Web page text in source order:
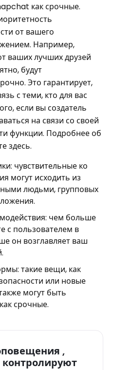
как срочные.
от вашего
Например,
ваших лучших друзей
будут
Это гарантирует,
с теми, кто для вас
если вы создатель
на связи со своей
функции. Подробнее об
здесь.
чувствительные ко
могут исходить из
людьми, групповых
чем больше
с пользователем в
он возглавляет ваш
такие вещи, как
или новые
могут быть
срочные.
,
контролируют